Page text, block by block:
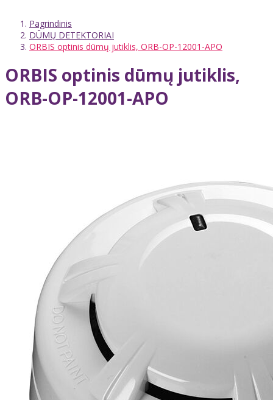
Pagrindinis
DŪMŲ DETEKTORIAI
ORBIS optinis dūmų jutiklis, ORB-OP-12001-APO
ORBIS optinis dūmų jutiklis,
ORB-OP-12001-APO